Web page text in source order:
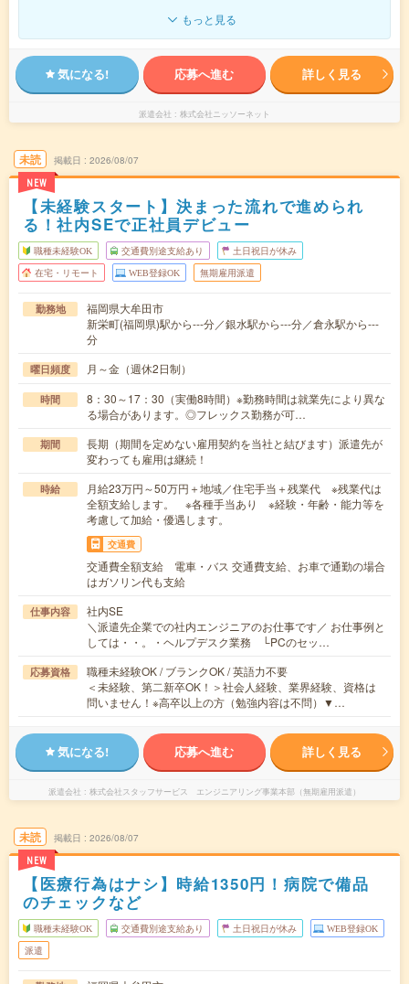
もっと見る
気になる! 応募へ進む 詳しく見る
派遣会社 株式会社ニッソーネット
未読
NEW
掲載日 2026/08/07
【未経験スタート】決まった流れで進められ
る！社内SEで正社員デビュー
職種未経験OK 交通費別途支給あり 土日祝日が休み
在宅・リモート WEB登録OK 無期雇用派遣
勤務地
福岡県大牟田市
新栄町(福岡県)駅から---分／銀水駅から---分／倉永駅から---
分
曜日頻度 月～金（週休2日制）
時間
8：30～17：30（実働8時間）※勤務時間は就業先により異な
る場合があります。◎フレックス勤務が可…
期間
長期（期間を定めない雇用契約を当社と結びます）派遣先が
変わっても雇用は継続！
時給
月給23万円～50万円＋地域／住宅手当＋残業代 ※残業代は
全額支給します。 ※各種手当あり ※経験・年齢・能力等を
考慮して加給・優遇します。
交通費
交通費全額支給 電車・バス 交通費支給、お車で通勤の場合
はガソリン代も支給
仕事内容
社内SE
＼派遣先企業での社内エンジニアのお仕事です／ お仕事例と
しては・・。・ヘルプデスク業務 └PCのセッ…
応募資格
職種未経験OK / ブランクOK / 英語力不要
＜未経験、第二新卒OK！＞社会人経験、業界経験、資格は
問いません！※高卒以上の方（勉強内容は不問）▼…
気になる! 応募へ進む 詳しく見る
派遣会社 株式会社スタッフサービス エンジニアリング事業本部（無期雇用派遣）
未読
NEW
掲載日 2026/08/07
【医療行為はナシ】時給1350円！病院で備品
のチェックなど
職種未経験OK 交通費別途支給あり 土日祝日が休み WEB登録OK
派遣